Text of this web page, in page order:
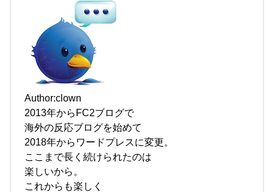
Author:clown
2013年からFC2ブログで
海外の反応ブログを始めて
2018年からワードプレスに変更。
ここまで長く続けられたのは
楽しいから。
これからも楽しく